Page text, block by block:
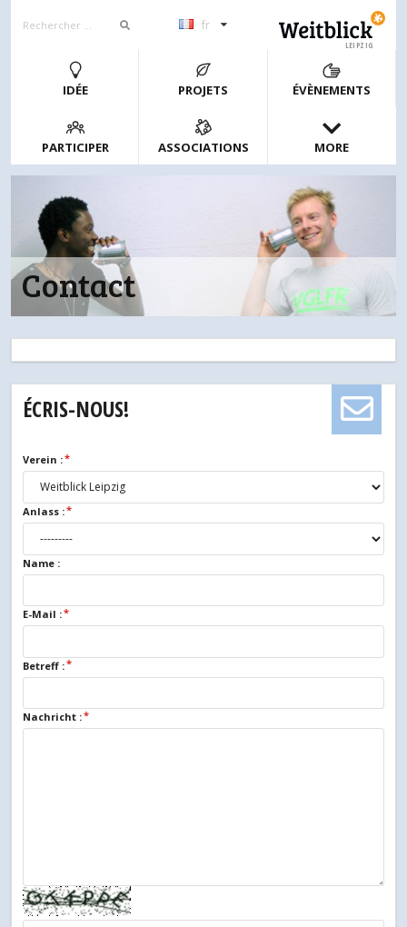
fr
LEIPZIG
IDÉE PROJETS ÉVÈNEMENTS
PARTICIPER ASSOCIATIONS MORE
Contact
ÉCRIS-NOUS!
Verein :
Anlass :
Name :
E-Mail :
Betreff :
Nachricht :